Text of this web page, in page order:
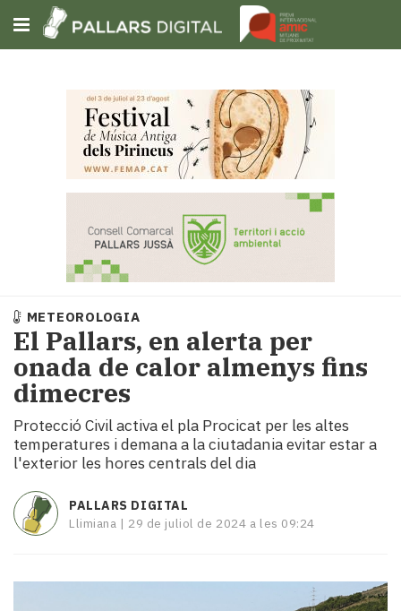
Subscriu-t'hi
Portada
Societat
Política
i
municipis
Economia
turisme
Cultura
Mai
tant!
TV
mitjans
METEOROLOGIA
El Pallars, en alerta per
onada de calor almenys fins
dimecres
Protecció Civil activa el pla Procicat per les altes
temperatures i demana a la ciutadania evitar estar a
l'exterior les hores centrals del dia
PALLARS DIGITAL
Llimiana | 29 de juliol de 2024 a les 09:24